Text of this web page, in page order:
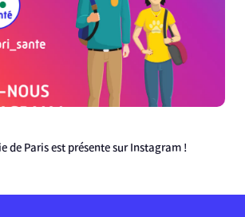
de Paris est présente sur Instagram !